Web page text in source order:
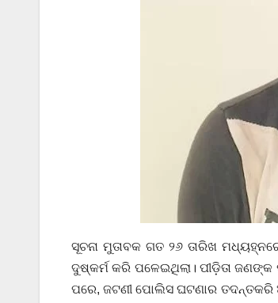
ସୂଚନା ମୁତାବକ ଗତ ୨୬ ତାରିଖ
ଦୁଷ୍କର୍ମ କରି ପଳେଇଥିଲା। ପୀଡ଼ିତା
ପରେ, ଜଟଣୀ ପୋଲିସ ଘଟଣାର ତଦନ୍ତକରି